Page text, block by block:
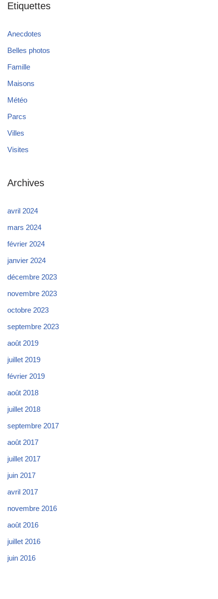
Etiquettes
Anecdotes
Belles photos
Famille
Maisons
Météo
Parcs
Villes
Visites
Archives
avril 2024
mars 2024
février 2024
janvier 2024
décembre 2023
novembre 2023
octobre 2023
septembre 2023
août 2019
juillet 2019
février 2019
août 2018
juillet 2018
septembre 2017
août 2017
juillet 2017
juin 2017
avril 2017
novembre 2016
août 2016
juillet 2016
juin 2016